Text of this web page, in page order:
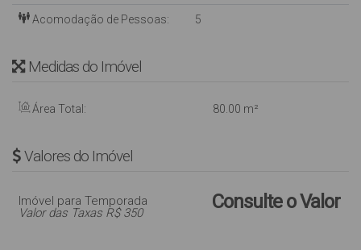
Acomodação de Pessoas: 5
Medidas do Imóvel
Área Total: 80.00 m²
Valores do Imóvel
Consulte o Valor
Imóvel para Temporada
Valor das Taxas R$ 350